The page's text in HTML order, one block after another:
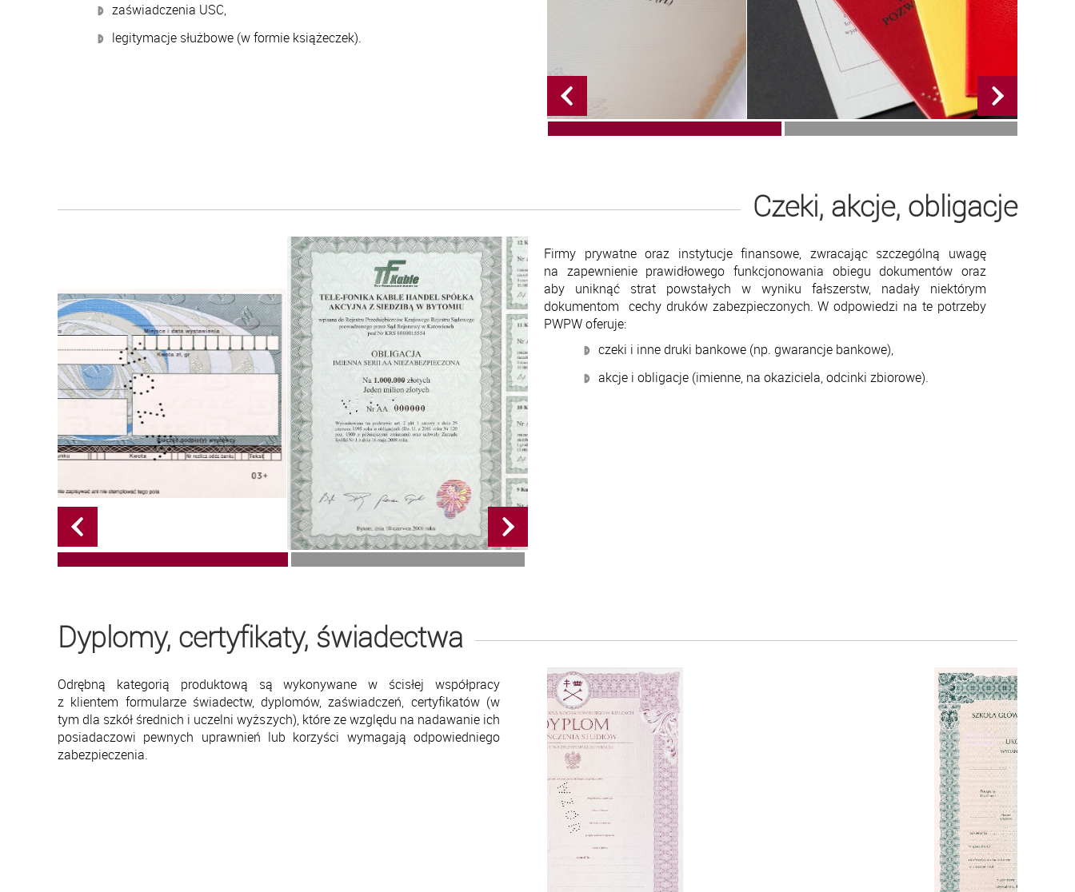
zaświadczenia USC,
legitymacje służbowe (w formie książeczek).
Czeki, akcje, obligacje
Firmy prywatne oraz instytucje finansowe, zwracając szczególną uwagę
na zapewnienie prawidłowego funkcjonowania obiegu dokumentów oraz
aby uniknąć strat powstałych w wyniku fałszerstw, nadały niektórym
dokumentom cechy druków zabezpieczonych. W odpowiedzi na te potrzeby
PWPW oferuje:
czeki i inne druki bankowe (np. gwarancje bankowe),
akcje i obligacje (imienne, na okaziciela, odcinki zbiorowe).
Dyplomy, certyfikaty, świadectwa
Odrębną kategorią produktową są wykonywane w ścisłej współpracy
z klientem formularze świadectw, dyplomów, zaświadczeń, certyfikatów (w
tym dla szkół średnich i uczelni wyższych), które ze względu na nadawanie ich
posiadaczowi pewnych uprawnień lub korzyści wymagają odpowiedniego
zabezpieczenia.